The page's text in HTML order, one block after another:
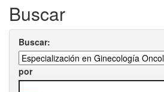
Buscar
Buscar:
por